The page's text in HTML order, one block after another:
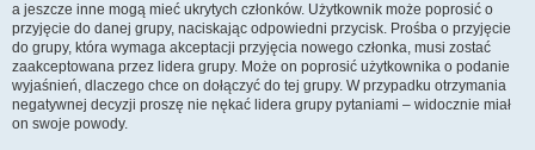
a jeszcze inne mogą mieć ukrytych członków. Użytkownik może poprosić o
przyjęcie do danej grupy, naciskając odpowiedni przycisk. Prośba o przyjęcie
do grupy, która wymaga akceptacji przyjęcia nowego członka, musi zostać
zaakceptowana przez lidera grupy. Może on poprosić użytkownika o podanie
wyjaśnień, dlaczego chce on dołączyć do tej grupy. W przypadku otrzymania
negatywnej decyzji proszę nie nękać lidera grupy pytaniami – widocznie miał
on swoje powody.